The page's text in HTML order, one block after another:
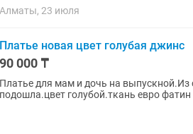
Алматы, 23 июля
Платье новая цвет голубая джинс
90 000 ₸
Платье для мам и дочь на выпускной.Из
подошла.цвет голубой.ткань евро